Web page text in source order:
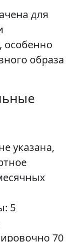
для
особенно
образа
указана,
5
70